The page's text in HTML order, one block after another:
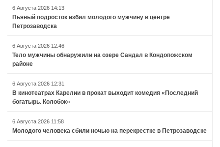
6 Августа 2026 14:13
Пьяный подросток избил молодого мужчину в центре
Петрозаводска
6 Августа 2026 12:46
Тело мужчины обнаружили на озере Сандал в Кондопожском
районе
6 Августа 2026 12:31
В кинотеатрах Карелии в прокат выходит комедия «Последний
богатырь. Колобок»
6 Августа 2026 11:58
Молодого человека сбили ночью на перекрестке в Петрозаводске